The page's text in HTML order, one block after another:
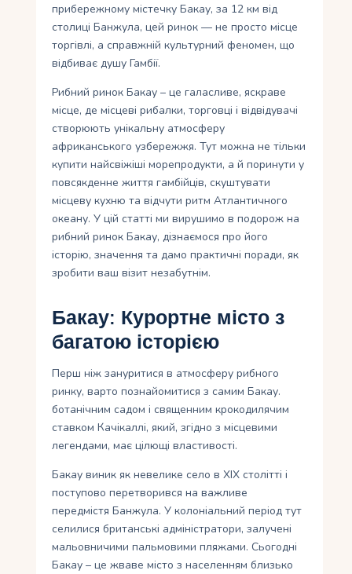
прибережному містечку Бакау, за 12 км від
столиці Банжула, цей ринок — не просто місце
торгівлі, а справжній культурний феномен, що
відбиває душу Гамбії.
Рибний ринок Бакау – це галасливе, яскраве
місце, де місцеві рибалки, торговці і відвідувачі
створюють унікальну атмосферу
африканського узбережжя. Тут можна не тільки
купити найсвіжіші морепродукти, а й поринути у
повсякденне життя гамбійців, скуштувати
місцеву кухню та відчути ритм Атлантичного
океану. У цій статті ми вирушимо в подорож на
рибний ринок Бакау, дізнаємося про його
історію, значення та дамо практичні поради, як
зробити ваш візит незабутнім.
Бакау: Курортне місто з
багатою історією
Перш ніж зануритися в атмосферу рибного
ринку, варто познайомитися з самим Бакау.
ботанічним садом і священним крокодилячим
ставком Качікаллі, який, згідно з місцевими
легендами, має цілющі властивості.
Бакау виник як невелике село в XIX столітті і
поступово перетворився на важливе
передмістя Банжула. У колоніальний період тут
селилися британські адміністратори, залучені
мальовничими пальмовими пляжами. Сьогодні
Бакау – це жваве місто з населенням близько